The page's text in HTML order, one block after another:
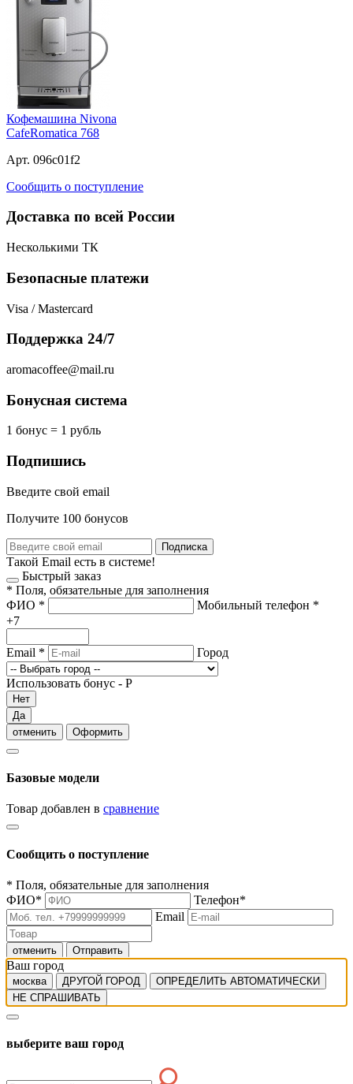
Кофемашина Nivona
CafeRomatica 768
Арт. 096c01f2
Сообщить о поступление
Доставка по всей России
Несколькими ТК
Безопасные платежи
Visa / Mastercard
Поддержка 24/7
aromacoffee@mail.ru
Бонусная система
1 бонус = 1 рубль
Подпишись
Введите свой email
Получите 100 бонусов
Подписка
Такой Email есть в системе!
Быстрый заказ
* Поля, обязательные для заполнения
ФИО * Мобильный телефон *
+7
Email * Город
Использовать бонус - Р
Нет
Да
отменить
Оформить
Базовые модели
Товар добавлен в сравнение
Сообщить о поступление
* Поля, обязательные для заполнения
ФИО* Телефон*
Email
отменить Отправить
Ваш город
москва ДРУГОЙ ГОРОД
ОПРЕДЕЛИТЬ АВТОМАТИЧЕСКИ
НЕ СПРАШИВАТЬ
выберите ваш город